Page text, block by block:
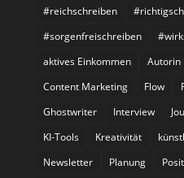
#reichschreiben
#sorgenfreischreiben
aktives Einkommen
Autorin
Content Marketing
Flow
Ghostwriter
Interview
KI-Tools
Kreativität
Newsletter
Planung